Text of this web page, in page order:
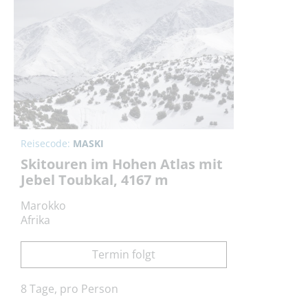
Reisecode: MASKI
Skitouren im Hohen Atlas mit
Jebel Toubkal, 4167 m
Marokko
Afrika
Termin folgt
8 Tage, pro Person